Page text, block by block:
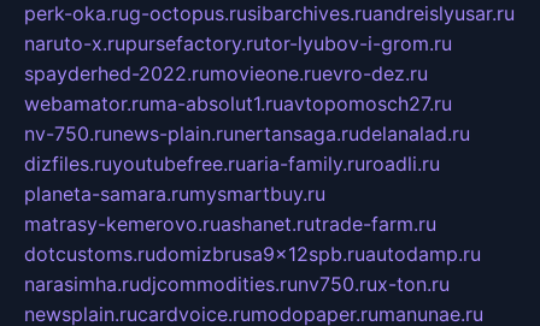
perk-oka.rug-octopus.rusibarchives.ruandreislyusar.ru
naruto-x.rupursefactory.rutor-lyubov-i-grom.ru
spayderhed-2022.rumovieone.ruevro-dez.ru
webamator.ruma-absolut1.ruavtopomosch27.ru
nv-750.runews-plain.runertansaga.rudelanalad.ru
dizfiles.ruyoutubefree.ruaria-family.ruroadli.ru
planeta-samara.rumysmartbuy.ru
matrasy-kemerovo.ruashanet.rutrade-farm.ru
dotcustoms.rudomizbrusa9x12spb.ruautodamp.ru
narasimha.rudjcommodities.runv750.rux-ton.ru
newsplain.rucardvoice.rumodopaper.rumanunae.ru